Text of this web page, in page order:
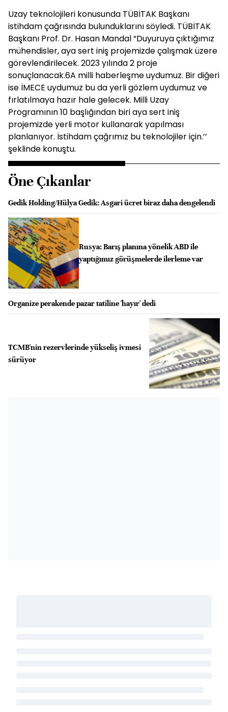
Uzay teknolojileri konusunda TÜBİTAK Başkanı
istihdam çağrısında bulunduklarını söyledi. TÜBİTAK
Başkanı Prof. Dr. Hasan Mandal “Duyuruya çıktığımız
mühendisler, aya sert iniş projemizde çalışmak üzere
görevlendirilecek. 2023 yılında 2 proje
sonuçlanacak.6A milli haberleşme uydumuz. Bir diğeri
ise İMECE uydumuz bu da yerli gözlem uydumuz ve
fırlatılmaya hazır hale gelecek. Milli Uzay
Programının 10 başlığından biri aya sert iniş
projemizde yerli motor kullanarak yapılması
planlanıyor. İstihdam çağrımız bu teknolojiler için.’’
şeklinde konuştu.
Öne Çıkanlar
Gedik Holding/Hülya Gedik: Asgari ücret biraz daha dengelendi
Rusya: Barış planına yönelik ABD ile
yaptığımız görüşmelerde ilerleme var
Organize perakende pazar tatiline 'hayır' dedi
TCMB'nin rezervlerinde yükseliş ivmesi
sürüyor